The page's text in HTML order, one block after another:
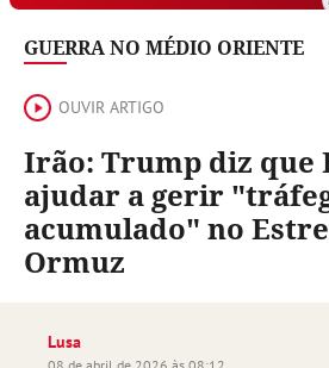
GUERRA NO MÉDIO ORIENTE
OUVIR ARTIGO
Irão: Trump diz que
ajudar a gerir
acumulado" no
Ormuz
Lusa